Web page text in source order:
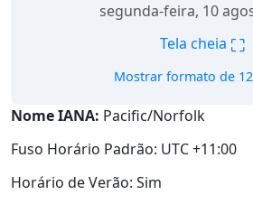
segunda-feira, 10
Tela cheia ⛶
Mostrar formato de
Nome IANA: Pacific/Norfolk
Fuso Horário Padrão: UTC +11:00
Horário de Verão: Sim